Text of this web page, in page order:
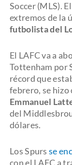
Soccer (MLS).
extremos de la
futbolista del
El LAFC va a
Tottenham por
récord que
febrero, se
Emmanuel
del
dólares.
Los Spursse
con el LAFC a